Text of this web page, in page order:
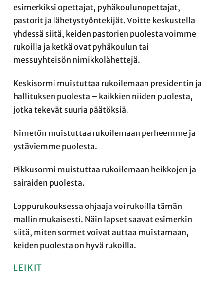
esimerkiksi opettajat, pyhäkoulunopettajat,
pastorit ja lähetystyöntekijät. Voitte keskustella
yhdessä siitä, keiden pastorien puolesta voimme
rukoilla ja ketkä ovat pyhäkoulun tai
messuyhteisön nimikkolähettejä.
Keskisormi muistuttaa rukoilemaan presidentin ja
hallituksen puolesta – kaikkien niiden puolesta,
jotka tekevät suuria päätöksiä.
Nimetön muistuttaa rukoilemaan perheemme ja
ystäviemme puolesta.
Pikkusormi muistuttaa rukoilemaan heikkojen ja
sairaiden puolesta.
Loppurukouksessa ohjaaja voi rukoilla tämän
mallin mukaisesti. Näin lapset saavat esimerkin
siitä, miten sormet voivat auttaa muistamaan,
keiden puolesta on hyvä rukoilla.
LEIKIT